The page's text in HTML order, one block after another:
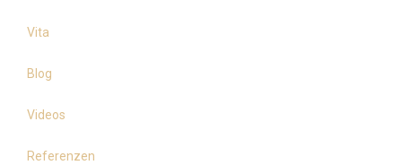
Vita
Blog
Videos
Referenzen